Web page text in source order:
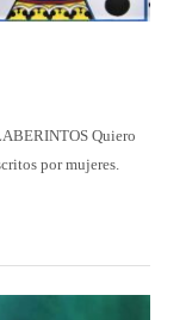
Quiero
por mujeres.